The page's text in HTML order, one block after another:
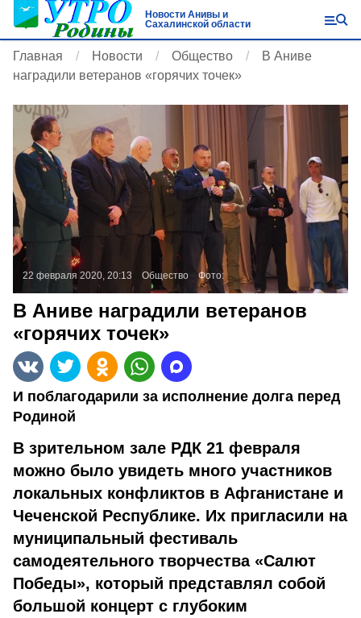
Новости Анивы и
Сахалинской области
Главная Новости Общество
В Аниве
наградили ветеранов «горячих точек»
22 февраля 2020, 20:13 Общество Фото:
В Аниве наградили ветеранов
«горячих точек»
И поблагодарили за исполнение долга перед
Родиной
В зрительном зале РДК 21 февраля
можно было увидеть много участников
локальных конфликтов в Афганистане и
Чеченской Республике. Их пригласили на
муниципальный фестиваль
самодеятельного творчества «Салют
Победы», который представлял собой
большой концерт с глубоким